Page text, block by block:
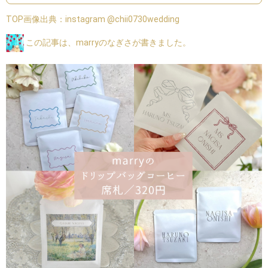
TOP画像出典： instagram @chii0730wedding
この記事は、marryのなぎさが書きました。